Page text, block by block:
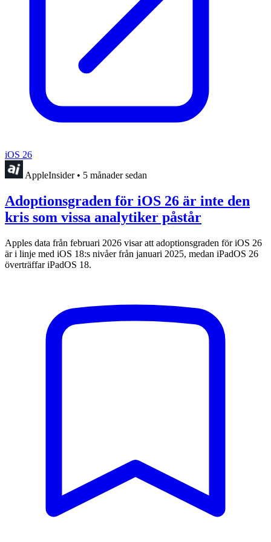
iOS 26
AppleInsider • 5 månader sedan
Adoptionsgraden för iOS 26 är inte den
kris som vissa analytiker påstår
Apples data från februari 2026 visar att adoptionsgraden för iOS 26
är i linje med iOS 18:s nivåer från januari 2025, medan iPadOS 26
överträffar iPadOS 18.